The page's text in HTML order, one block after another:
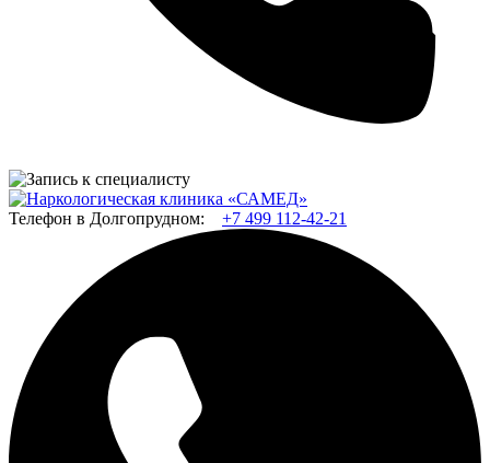
Телефон в Долгопрудном: +7 499 112-42-21